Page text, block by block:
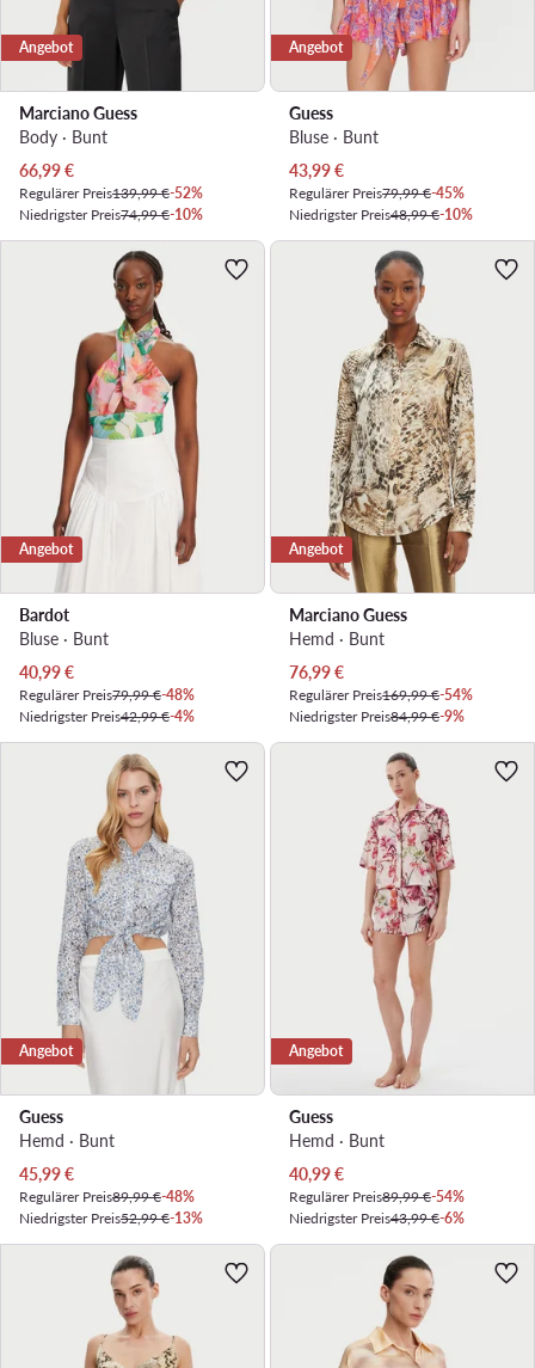
Angebot
Marciano Guess
Body · Bunt
Aktueller Preis
66,99€
Regulärer Preis139,99 €-52%
Niedrigster Preis74,99 €-10%
Angebot
Guess
Bluse · Bunt
Aktueller Preis
43,99€
Regulärer Preis79,99 €-45%
Niedrigster Preis48,99 €-10%
Angebot
Bardot
Bluse · Bunt
Aktueller Preis
40,99€
Regulärer Preis79,99 €-48%
Niedrigster Preis42,99 €-4%
Angebot
Marciano Guess
Hemd · Bunt
Aktueller Preis
76,99€
Regulärer Preis169,99 €-54%
Niedrigster Preis84,99 €-9%
Angebot
Guess
Hemd · Bunt
Aktueller Preis
45,99€
Regulärer Preis89,99 €-48%
Niedrigster Preis52,99 €-13%
Angebot
Guess
Hemd · Bunt
Aktueller Preis
40,99€
Regulärer Preis89,99 €-54%
Niedrigster Preis43,99 €-6%